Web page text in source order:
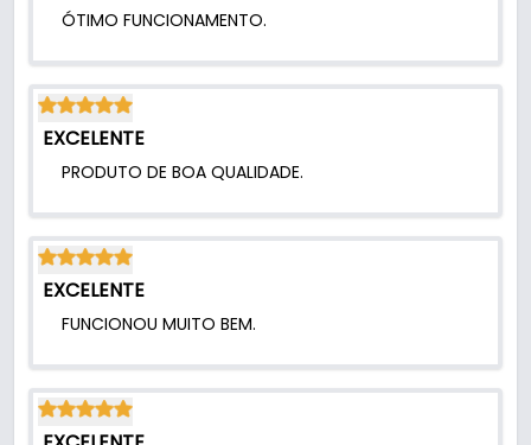
ÓTIMO FUNCIONAMENTO.
EXCELENTE
PRODUTO DE BOA QUALIDADE.
EXCELENTE
FUNCIONOU MUITO BEM.